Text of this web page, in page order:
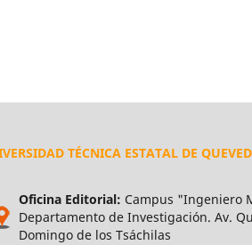
TÉCNICA ESTATAL DE
Oficina Editorial: Campus "Ingeniero
Departamento de Investigación. Av.
Domingo de los Tsáchilas